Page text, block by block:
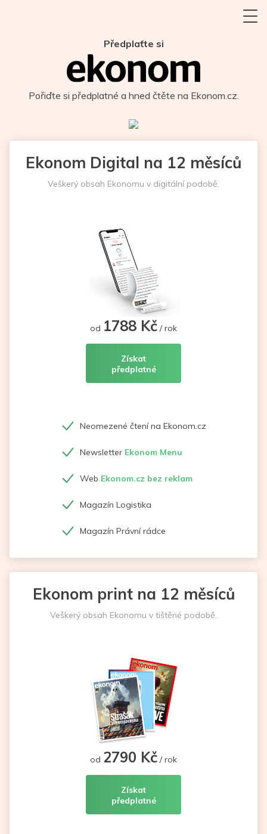
Předplaťte si
Pořiďte si předplatné a hned čtěte na Ekonom.cz.
Ekonom Digital na 12 měsíců
Veškerý obsah Ekonomu v digitální podobě.
od 1788 Kč / rok
Získat
předplatné
Neomezené čtení na Ekonom.cz
Newsletter Ekonom Menu
Web Ekonom.cz bez reklam
Magazín Logistika
Magazín Právní rádce
Ekonom print na 12 měsíců
Veškerý obsah Ekonomu v tištěné podobě.
od 2790 Kč / rok
Získat
předplatné